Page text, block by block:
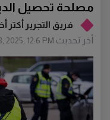
فريق التجرير أكتر
أخر تحديث 2025, 12:6 PM
مصلحة تحصيل